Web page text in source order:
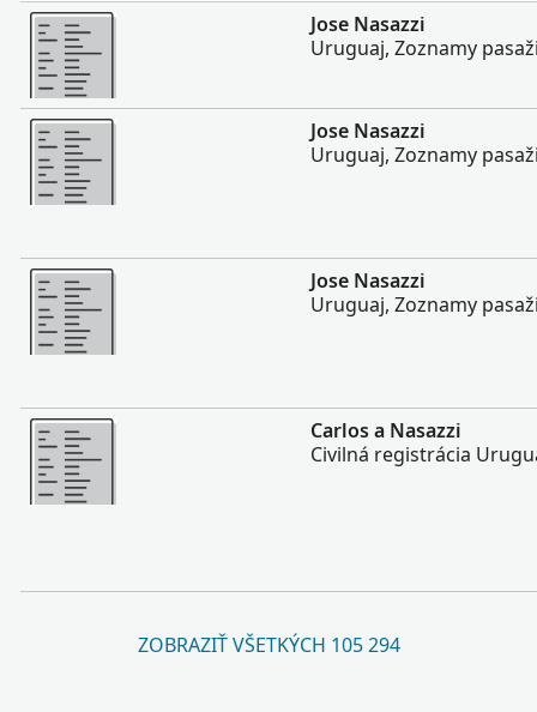
Viac
Jose Nasazzi
Uruguaj, Zoznamy
Viac
Jose Nasazzi
Uruguaj, Zoznamy
Viac
Jose Nasazzi
Uruguaj, Zoznamy
Viac
Carlos a Nasazzi
Civilná registrácia
ZOBRAZIŤ VŠETKÝCH 105 294